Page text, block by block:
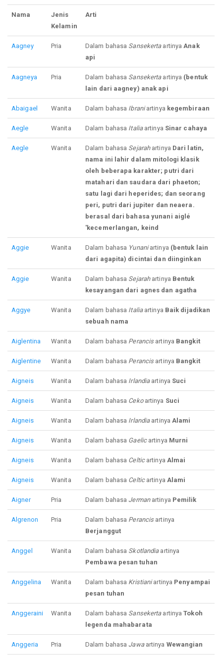
Nama
Jenis
Kelamin
Arti
Aagney Pria Dalam bahasa SansekertaartinyaAnak
api
Aagneya Pria Dalam bahasa Sansekertaartinya (bentuk
lain dari aagney) anak api
Abaigael Wanita Dalam bahasa Ibraniartinya kegembiraan
Aegle Wanita Dalam bahasa Italiaartinya Sinar cahaya
Aegle Wanita Dalam bahasa Sejarahartinya Dari latin,
nama ini lahir dalam mitologi klasik
oleh beberapa karakter; putri dari
matahari dan saudara dari phaeton;
satu lagi dari heperides; dan seorang
peri, putri dari jupiter dan neaera.
berasal dari bahasa yunani aiglé
'kecemerlangan, keind
Aggie Wanita Dalam bahasa Yunaniartinya (bentuk lain
dari agapita) dicintai dan diinginkan
Aggie Wanita Dalam bahasa Sejarahartinya Bentuk
kesayangan dari agnes dan agatha
Aggye Wanita Dalam bahasa Italiaartinya Baik dijadikan
sebuah nama
Aiglentina Wanita Dalam bahasa Perancisartinya Bangkit
Aiglentine Wanita Dalam bahasa Perancisartinya Bangkit
Aigneis Wanita Dalam bahasa Irlandiaartinya Suci
Aigneis Wanita Dalam bahasa Cekoartinya Suci
Aigneis Wanita Dalam bahasa IrlandiaartinyaAlami
Aigneis Wanita Dalam bahasa Gaelicartinya Murni
Aigneis Wanita Dalam bahasa Celticartinya Almai
Aigneis Wanita Dalam bahasa Celticartinya Alami
Aigner Pria Dalam bahasa Jermanartinya Pemilik
Algrenon Pria Dalam bahasa Perancisartinya
Berjanggut
Anggel Wanita Dalam bahasa Skotlandiaartinya
Pembawa pesan tuhan
Anggelina Wanita Dalam bahasa Kristianiartinya Penyampai
pesan tuhan
Anggeraini Wanita Dalam bahasa SansekertaartinyaTokoh
legenda mahabarata
Anggeria Pria Dalam bahasa Jawaartinya Wewangian